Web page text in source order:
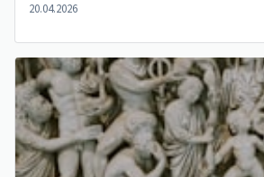
20.04.2026